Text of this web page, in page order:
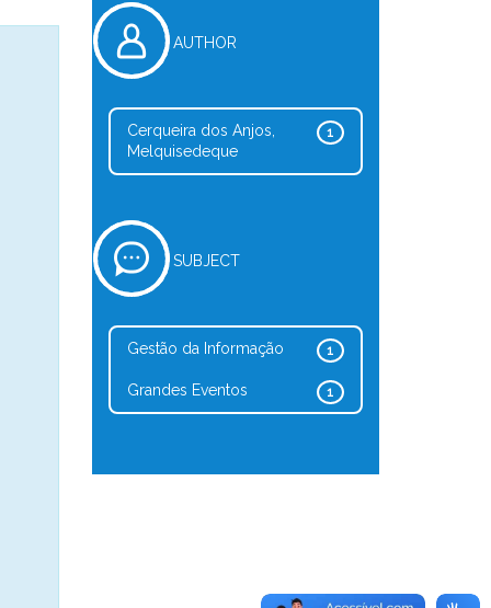
AUTHOR
1
Cerqueira dos Anjos,
Melquisedeque
SUBJECT
1
Gestão da Informação
1
Grandes Eventos